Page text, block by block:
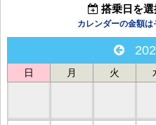
搭乗日を選
カレンダーの金額は
日 月 火